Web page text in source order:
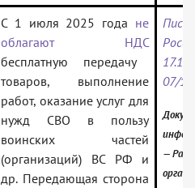
С 1 июля 2025 года не
облагают НДС
бесплатную передачу
товаров, выполнение
работ, оказание услуг для
нужд СВО в пользу
воинских частей
(организаций) ВС РФ и
др. Передающая сторона
07/
—